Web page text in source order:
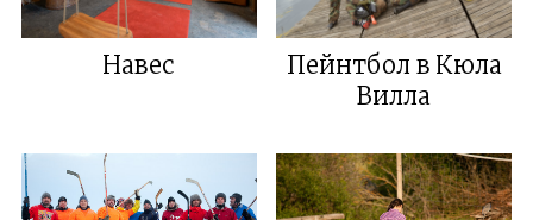
Навес
Пейнтбол в Кюла
Вилла